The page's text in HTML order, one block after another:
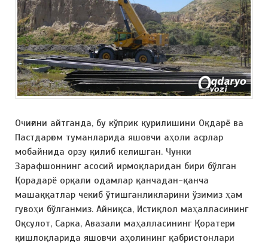
Очиғини айтганда, бу кўприк қурилишини Оқдарё ва
Пастдарғом туманларида яшовчи аҳоли асрлар
мобайнида орзу қилиб келишган. Чунки
Зарафшоннинг асосий ирмоқларидан бири бўлган
Қорадарё орқали одамлар қанчадан-қанча
машаққатлар чекиб ўтишганликларини ўзимиз ҳам
гувоҳи бўлганмиз. Айниқса, Истиқлол маҳалласининг
Оқсулот, Сарка, Авазали маҳалласининг Қоратери
қишлоқларида яшовчи аҳолининг қабристонлари